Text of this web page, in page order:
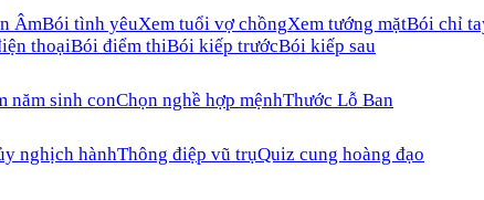
ÂmBói tình yêuXem tuổi vợ chồngXem tướng mặtBói chỉ
thoạiBói điểm thiBói kiếp trướcBói kiếp sau
năm sinh conChọn nghề hợp mệnhThước Lỗ Ban
nghịch hànhThông điệp vũ trụQuiz cung hoàng đạo